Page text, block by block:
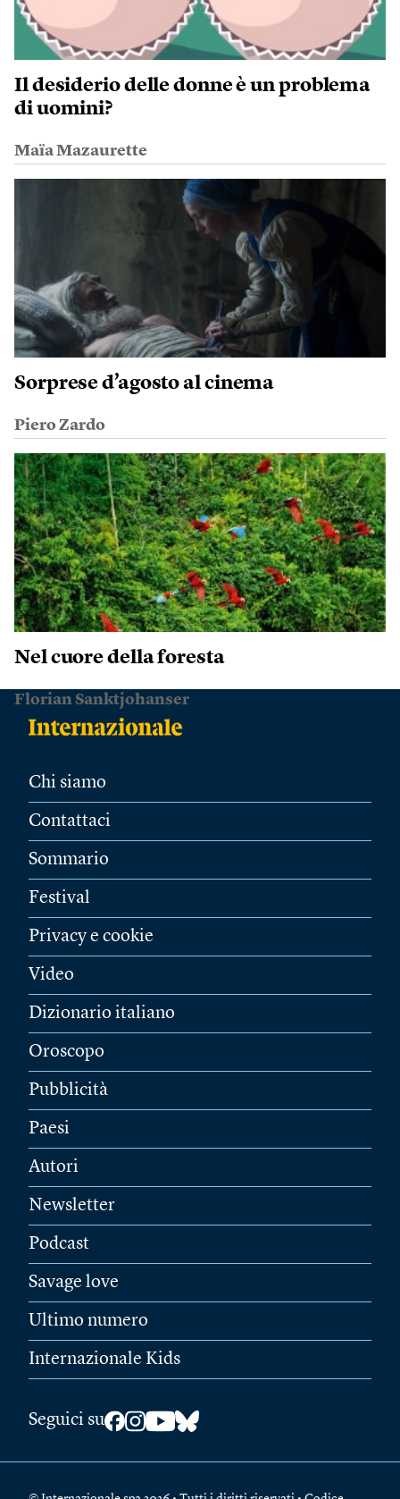
Il desiderio delle donne è un problema
di uomini?
Maïa Mazaurette
Sorprese d’agosto al cinema
Piero Zardo
Nel cuore della foresta
Florian Sanktjohanser
Chi siamo
Contattaci
Sommario
Festival
Privacy e cookie
Video
Dizionario italiano
Oroscopo
Pubblicità
Paesi
Autori
Newsletter
Podcast
Savage love
Ultimo numero
Internazionale Kids
Seguici su